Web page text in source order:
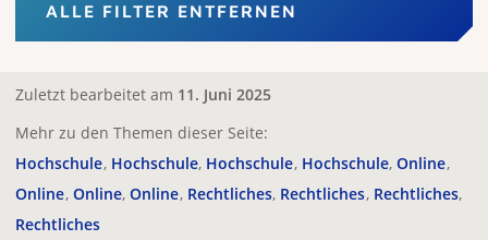
ALLE FILTER ENTFERNEN
Zuletzt bearbeitet am 11. Juni 2025
Mehr zu den Themen dieser Seite:
Hochschule Hochschule Hochschule Hochschule Online
Online Online Online Rechtliches Rechtliches Rechtliches
Rechtliches